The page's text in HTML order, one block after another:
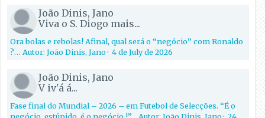
João Dinis, Jano
Viva o S. Diogo mais...
Ora bolas e rebolas! Afinal, qual será o “negócio” com Ronaldo
?… Autor: João Dinis, Jano·4 de July de 2026
João Dinis, Jano
V iv'á á...
Fase final do Mundial – 2026 – em Futebol de Selecções. “É o